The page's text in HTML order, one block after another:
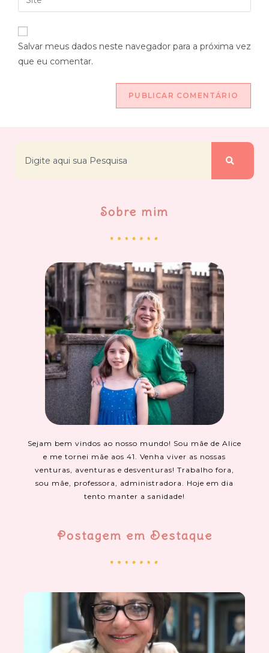
Salvar meus dados neste navegador para a próxima vez
que eu comentar.
Sobre mim
Sejam bem vindos ao nosso mundo! Sou mãe de Alice
e me tornei mãe aos 41. Venha viver as nossas
venturas, aventuras e desventuras! Trabalho fora,
sou mãe, professora, administradora. Hoje em dia
tento manter a sanidade!
Postagem em Destaque